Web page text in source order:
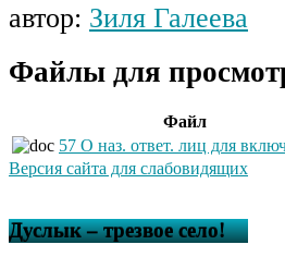
автор: Зиля Галеева
Файлы для
Файл
57 О наз. ответ. лиц для
Версия сайта для слабовидящих
Дуслык – трезвое село!